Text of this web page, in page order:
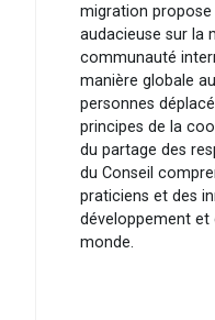
migration
audacieuse sur la
communauté
manière globale
personnes
principes de la
du partage des
du Conseil
praticiens et des
développement et
monde.